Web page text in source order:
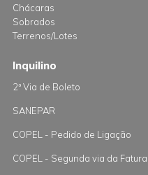
Chácaras
Sobrados
Terrenos/Lotes
Inquilino
2ª Via de Boleto
SANEPAR
COPEL - Pedido de Ligação
COPEL - Segunda via da Fatura